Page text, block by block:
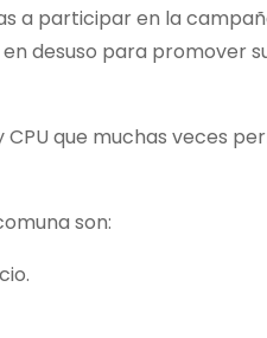
a participar en la
desuso para promover
que muchas veces
son: